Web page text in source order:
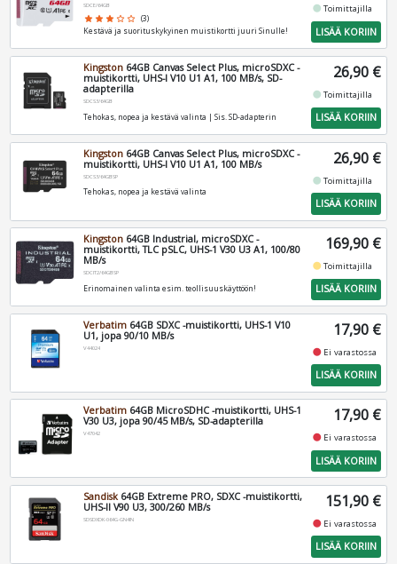
SDCE/64GB
star star star star_border star_border (3)
Kestävä ja suorituskykyinen muistikortti juuri Sinulle!
fiber_manual_recordToimittajilla
LISÄÄ KORIIN
Kingston 64GB Canvas Select Plus, microSDXC -
muistikortti, UHS-I V10 U1 A1, 100 MB/s, SD-
adapterilla
SDCS3/64GB
Tehokas, nopea ja kestävä valinta | Sis. SD-adapterin
26,90 €
fiber_manual_recordToimittajilla
LISÄÄ KORIIN
Kingston 64GB Canvas Select Plus, microSDXC -
muistikortti, UHS-I V10 U1 A1, 100 MB/s
SDCS3/64GBSP
Tehokas, nopea ja kestävä valinta
26,90 €
fiber_manual_recordToimittajilla
LISÄÄ KORIIN
Kingston 64GB Industrial, microSDXC -
muistikortti, TLC pSLC, UHS-1 V30 U3 A1, 100/80
MB/s
SDCIT2/64GBSP
Erinomainen valinta esim. teollisuuskäyttöön!
169,90 €
fiber_manual_recordToimittajilla
LISÄÄ KORIIN
Verbatim 64GB SDXC -muistikortti, UHS-1 V10
U1, jopa 90/10 MB/s
V44024
17,90 €
fiber_manual_record Ei varastossa
LISÄÄ KORIIN
Verbatim 64GB MicroSDHC -muistikortti, UHS-1
V30 U3, jopa 90/45 MB/s, SD-adapterilla
V47042
17,90 €
fiber_manual_record Ei varastossa
LISÄÄ KORIIN
Sandisk 64GB Extreme PRO, SDXC -muistikortti,
UHS-II V90 U3, 300/260 MB/s
SDSDXDK-064G-GN4IN
151,90 €
fiber_manual_record Ei varastossa
LISÄÄ KORIIN